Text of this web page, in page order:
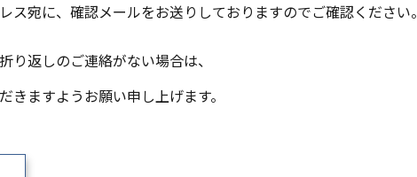
ス宛に、確認メールをお送りしておりますのでご確認ください。
り返しのご連絡がない場合は、
ますようお願い申し上げます。